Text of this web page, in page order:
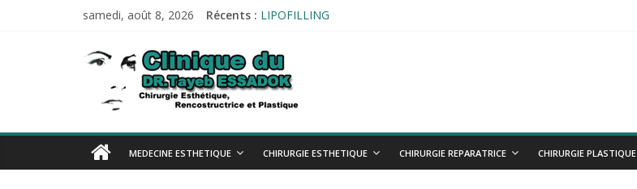
samedi, août 8, 2026 Récents : LIPOFILLING
Tests allergologiques
Audiométrie
Impédancemétrie
Esthetique-
alger.com
Esthetique-
alger.com
MEDECINE ESTHETIQUE CHIRURGIE ESTHETIQUE CHIRURGIE REPARATRICE CHIRURGIE PLASTIQUE